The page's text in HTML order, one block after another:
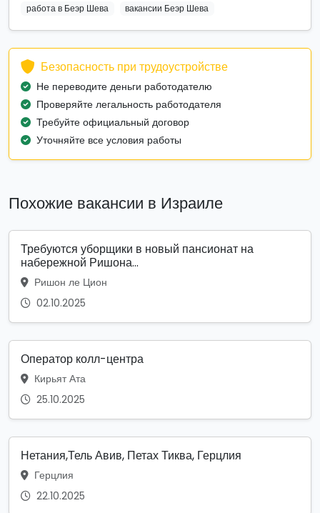
работа в Беэр Шева
вакансии Беэр Шева
Безопасность при трудоустройстве
Не переводите деньги работодателю
Проверяйте легальность работодателя
Требуйте официальный договор
Уточняйте все условия работы
Похожие вакансии в Израиле
Требуются уборщики в новый пансионат на
набережной Ришона...
Ришон ле Цион
02.10.2025
Оператор колл-центра
Кирьят Ата
25.10.2025
Нетания,Тель Авив, Петах Тиква, Герцлия
Герцлия
22.10.2025